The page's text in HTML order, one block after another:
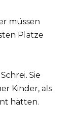
müssen
Plätze
Sie
Kinder, als
hätten.